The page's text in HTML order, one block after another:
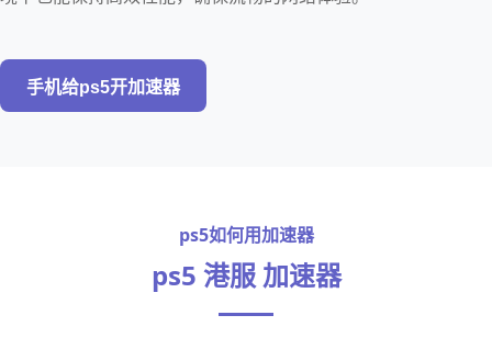
手机给ps5开加速器
ps5如何用加速器
ps5 港服 加速器